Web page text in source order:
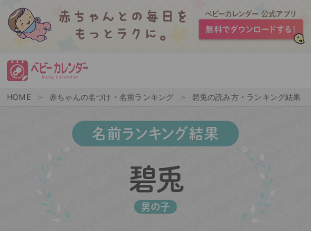
HOME 赤ちゃんの名づけ・名前ランキング 碧兎の読み方・ランキング結果
名前ランキング結果
碧兎
男の子